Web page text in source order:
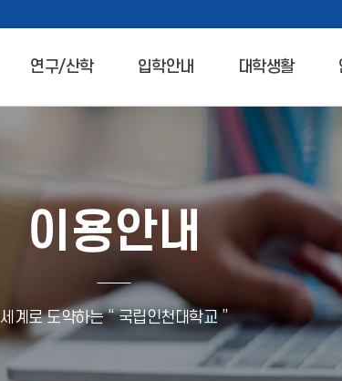
연구/산학 입학안내 대학생활
이용안내
세계로 도약하는 “ 국립인천대학교 ”